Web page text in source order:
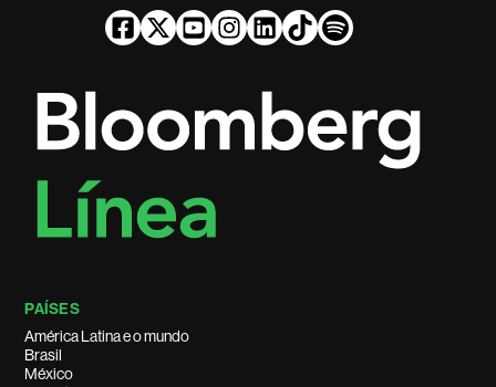
PAÍSES
América Latina e o mundo
Brasil
México